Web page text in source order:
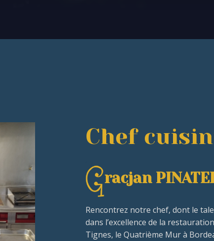
Chef
racjan
Rencontrez notre chef, dont le
dans l’excellence de la
Tignes, le Quatrième Mur à